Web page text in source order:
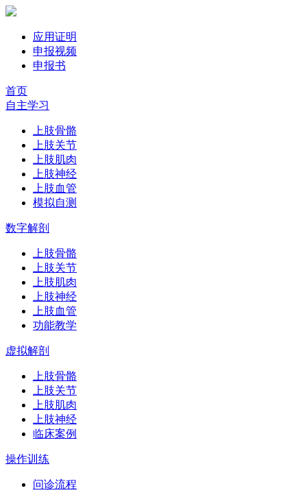
应用证明
申报视频
申报书
首页
自主学习
上肢骨骼
上肢关节
上肢肌肉
上肢神经
上肢血管
模拟自测
数字解剖
上肢骨骼
上肢关节
上肢肌肉
上肢神经
上肢血管
功能教学
虚拟解剖
上肢骨骼
上肢关节
上肢肌肉
上肢神经
临床案例
操作训练
问诊流程